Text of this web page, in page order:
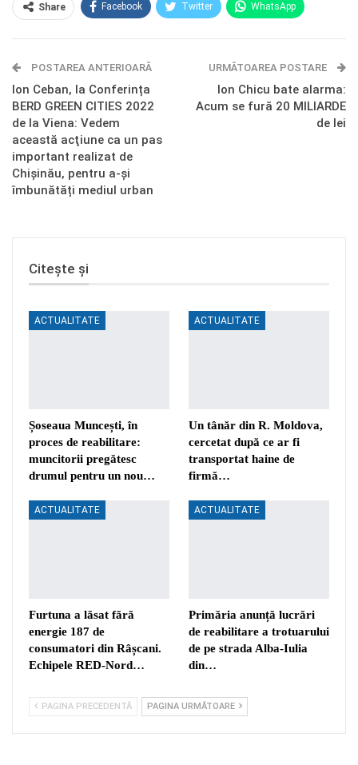
Share Facebook Twitter WhatsApp
Telegram OK.ru
POSTAREA ANTERIOARĂ
Ion Ceban, la Conferința
BERD GREEN CITIES 2022
de la Viena: Vedem
această acţiune ca un pas
important realizat de
Chișinău, pentru a-și
îmbunătăți mediul urban
URMĂTOAREA POSTARE
Ion Chicu bate alarma:
Acum se fură 20 MILIARDE
de lei
Citește și
ACTUALITATE
Șoseaua Muncești, în
proces de reabilitare:
muncitorii pregătesc
drumul pentru un nou…
ACTUALITATE
Un tânăr din R. Moldova,
cercetat după ce ar fi
transportat haine de
firmă…
ACTUALITATE
Furtuna a lăsat fără
energie 187 de
consumatori din Râșcani.
Echipele RED-Nord…
ACTUALITATE
Primăria anunță lucrări
de reabilitare a trotuarului
de pe strada Alba-Iulia
din…
PAGINA PRECEDENTĂ PAGINA URMĂTOARE